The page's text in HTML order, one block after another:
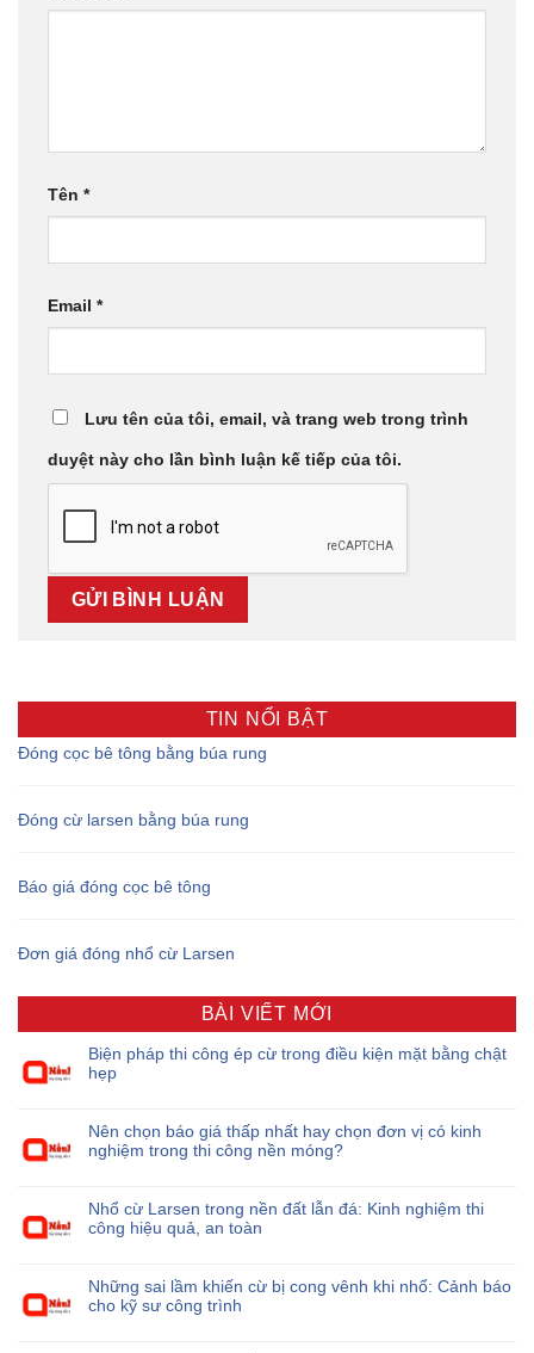
Tên *
Email *
Lưu tên của tôi, email, và trang web trong trình
duyệt này cho lần bình luận kế tiếp của tôi.
TIN NỔI BẬT
Đóng cọc bê tông bằng búa rung
Đóng cừ larsen bằng búa rung
Báo giá đóng cọc bê tông
Đơn giá đóng nhổ cừ Larsen
BÀI VIẾT MỚI
Biện pháp thi công ép cừ trong điều kiện mặt bằng chật
hẹp
Nên chọn báo giá thấp nhất hay chọn đơn vị có kinh
nghiệm trong thi công nền móng?
Nhổ cừ Larsen trong nền đất lẫn đá: Kinh nghiệm thi
công hiệu quả, an toàn
Những sai lầm khiến cừ bị cong vênh khi nhổ: Cảnh báo
cho kỹ sư công trình